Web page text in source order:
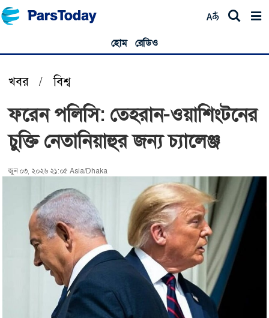
হোম রেডিও
খবর / বিশ্ব
ফরেন পলিসি: তেহরান-ওয়াশিংটনের
চুক্তি নেতানিয়াহুর জন্য চ্যালেঞ্জ
জুন ০৩, ২০২৬ ২১:০৫ Asia/Dhaka